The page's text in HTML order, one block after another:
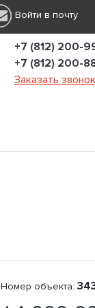
Войти в почту
+7 (812) 200-
+7 (812) 200-
Заказать звонок
Номер объекта: